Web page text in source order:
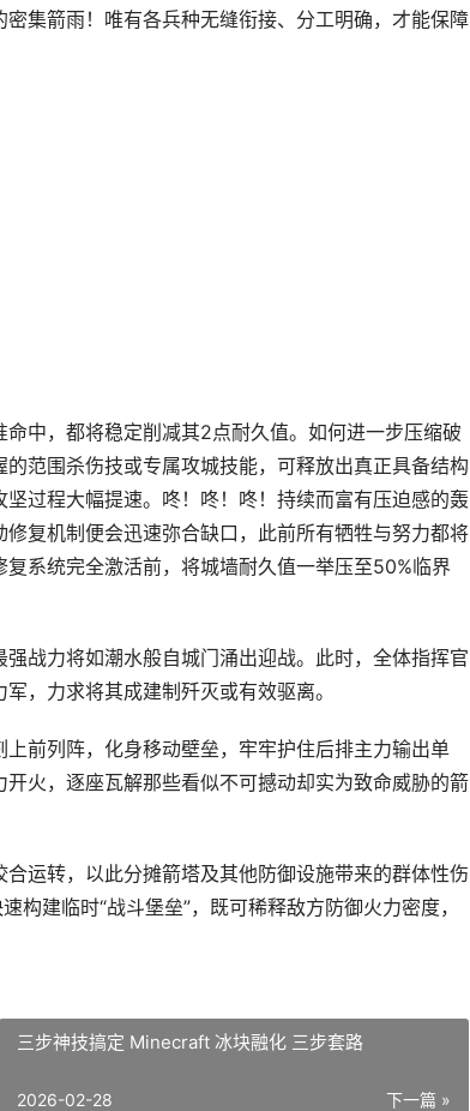
集箭雨！唯有各兵种无缝衔接、分工明确，才能保障
中，都将稳定削减其2点耐久值。如何进一步压缩破
范围杀伤技或专属攻城技能，可释放出真正具备结构
过程大幅提速。咚！咚！咚！持续而富有压迫感的轰
复机制便会迅速弥合缺口，此前所有牺牲与努力都将
系统完全激活前，将城墙耐久值一举压至50%临界
战力将如潮水般自城门涌出迎战。此时，全体指挥官
，力求将其成建制歼灭或有效驱离。
前列阵，化身移动壁垒，牢牢护住后排主力输出单
火，逐座瓦解那些看似不可撼动却实为致命威胁的箭
运转，以此分摊箭塔及其他防御设施带来的群体性伤
建临时“战斗堡垒”，既可稀释敌方防御火力密度，
三步神技搞定 Minecraft 冰块融化 三步套路
下一篇 »
2026-02-28